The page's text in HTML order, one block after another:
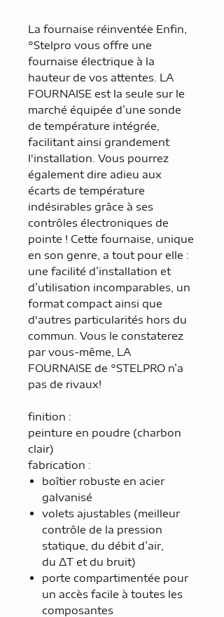
La fournaise réinventée Enfin,
°Stelpro vous offre une
fournaise électrique à la
hauteur de vos attentes. LA
FOURNAISE est la seule sur le
marché équipée d’une sonde
de température intégrée,
facilitant ainsi grandement
l'installation. Vous pourrez
également dire adieu aux
écarts de température
indésirables grâce à ses
contrôles électroniques de
pointe ! Cette fournaise, unique
en son genre, a tout pour elle :
une facilité d’installation et
d’utilisation incomparables, un
format compact ainsi que
d'autres particularités hors du
commun. Vous le constaterez
par vous-même, LA
FOURNAISE de °STELPRO n’a
pas de rivaux!
finition :
peinture en poudre (charbon
clair)
fabrication :
boîtier robuste en acier
galvanisé
volets ajustables (meilleur
contrôle de la pression
statique, du débit d’air,
du ΔT et du bruit)
porte compartimentée pour
un accès facile à toutes les
composantes